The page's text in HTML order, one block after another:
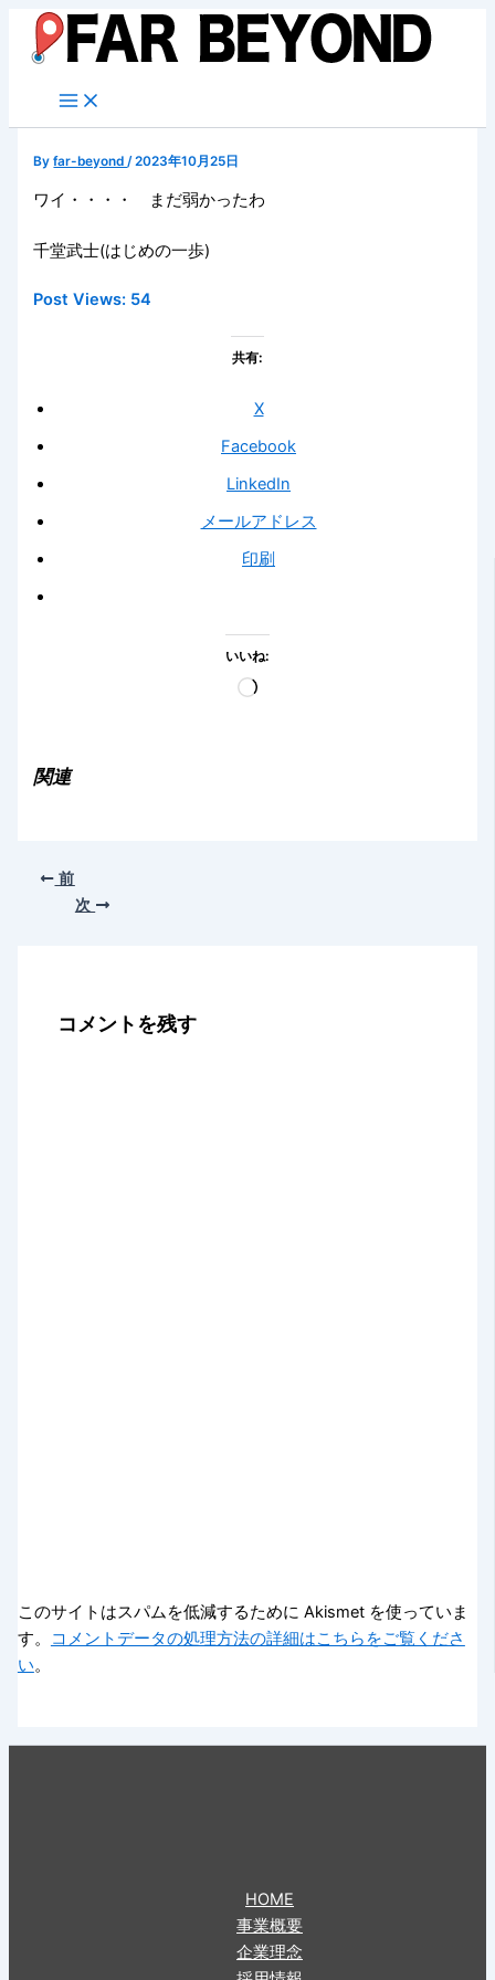
キ
Byfar-beyond/2023年10月25日
ワイ・・・・ まだ弱かったわ
千堂武士(はじめの一歩)
Post Views: 54
共有:
X
Facebook
LinkedIn
メールアドレス
印刷
いいね:
読
関連
前
次
コメントを残す
このサイトはスパムを低減するために Akismet を使っていま
す。
コメントデータの処理方法の詳細はこちらをご覧くださ
い。
HOME
事業概要
企業理念